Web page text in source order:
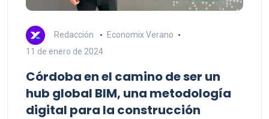
Redacción
Economix Verano
11 de enero de 2024
Córdoba en el camino de ser un
hub global BIM, una metodología
digital para la construcción